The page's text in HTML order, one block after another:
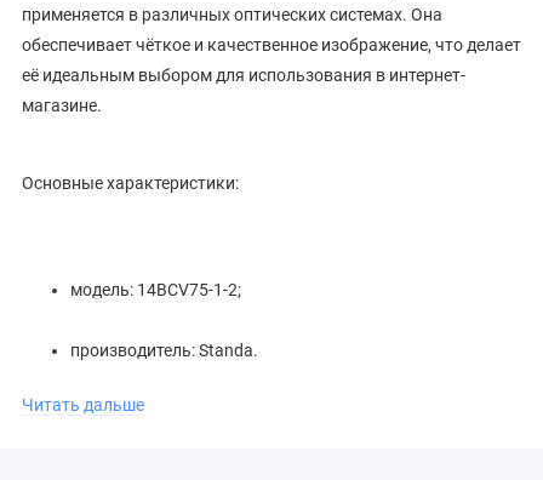
применяется в различных оптических системах. Она
обеспечивает чёткое и качественное изображение, что делает
её идеальным выбором для использования в интернет-
магазине.
Основные характеристики:
модель: 14BCV75-1-2;
производитель: Standa.
Читать дальше